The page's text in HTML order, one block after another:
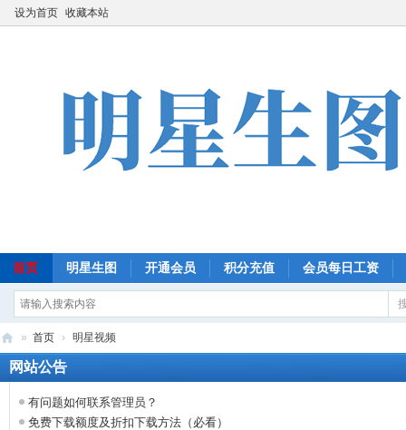
设为首页 收藏本站
首页 明星生图 开通会员 积分充值 会员每日工资
明
» 首页 › 明星视频
网站公告
有问题如何联系管理员？
免费下载额度及折扣下载方法（必看）